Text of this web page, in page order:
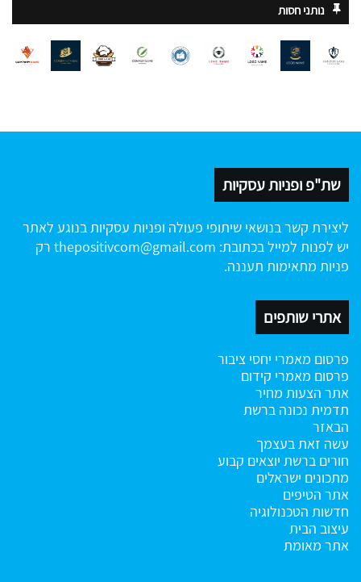
נותני חסות
שת"פ ופניות עסקיות
ליצירת קשר בנושאי שיתופי פעולה ופניות עסקיות בנוגע לאתר
יש לפנות למייל בכתובת: thepositivcom@gmail.com רק
פניות מתאימות תעננה.
אתרי שותפים
פרסום מאמרי יחסי ציבור
פרסום מאמרי קידום
אתר הצעות מחיר
תדמית נכונה ברשת
הבאזר
עשה זאת בעצמך
חורים ברשת יוצאים קבוע
מתכונים ישראלים
אתר הטיפים
חדשות הטכנולוגיה
עיצוב הבית
אתר מאומת